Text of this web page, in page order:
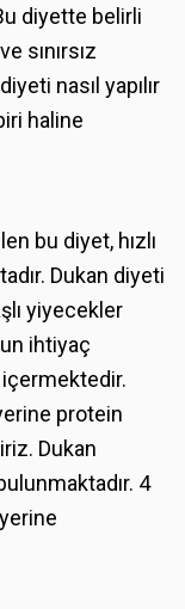
diyette belirli
sınırsız
nasıl yapılır
haline
bu diyet, hızlı
Dukan diyeti
yiyecekler
ihtiyaç
protein
Dukan
4